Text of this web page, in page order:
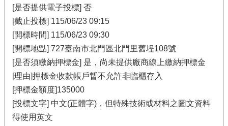
[是否提供電子投標] 否
[截止投標] 115/06/23 09:15
[開標時間] 115/06/23 09:30
[開標地點] 727臺南市北門區北門里舊埕108號
[是否須繳納押標金] 是，尚未提供廠商線上繳納押標金
[理由]押標金收款帳戶暫不允許非臨櫃存入
[押標金額度]135000
[投標文字] 中文(正體字)，但特殊技術或材料之圖文資料
得使用英文